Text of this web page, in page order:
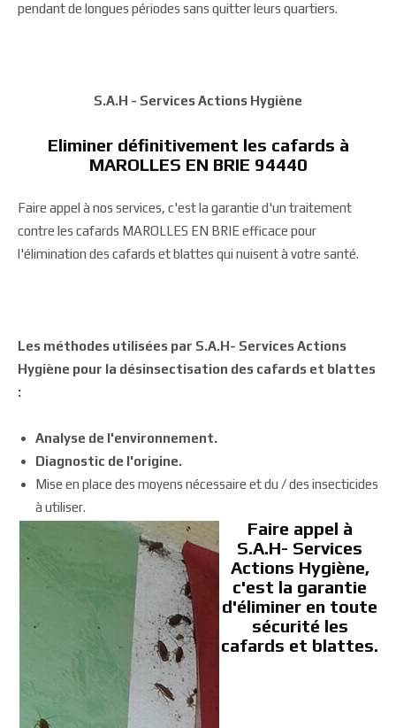
pendant de longues périodes sans quitter leurs quartiers.
S.A.H - Services Actions Hygiène
Eliminer définitivement les cafards à
MAROLLES EN BRIE 94440
Faire appel à nos services, c'est la garantie d'un traitement
contre les cafards MAROLLES EN BRIE efficace pour
l'élimination des cafards et blattes qui nuisent à votre santé.
Les méthodes utilisées par S.A.H- Services Actions
Hygiène pour la désinsectisation des cafards et blattes
:
Analyse de l'environnement.
Diagnostic de l'origine.
Mise en place des moyens nécessaire et du / des insecticides
à utiliser.
Faire appel à
S.A.H- Services
Actions Hygiène,
c'est la garantie
d'éliminer en toute
sécurité les
cafards et blattes.